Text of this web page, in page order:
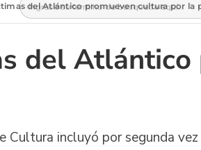
del Atlántico promueven cultura por la
del
Cultura incluyó por segunda